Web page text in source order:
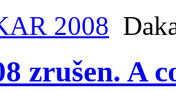
2008
zrušen. A